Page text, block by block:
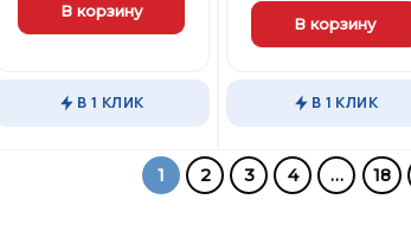
В корзину
имеет В 1 КЛИК
В корзину
В 1 КЛИК
1 2 3 4 … 18